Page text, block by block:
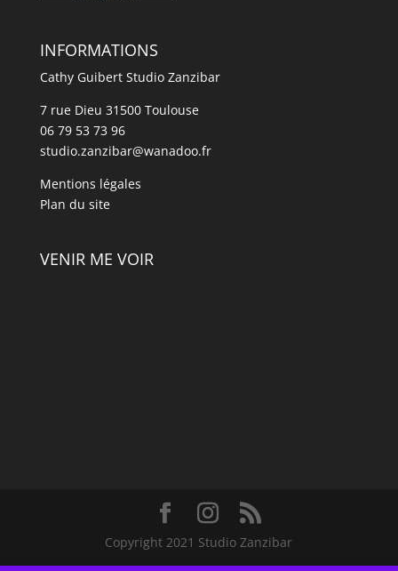
INFORMATIONS
Cathy Guibert Studio Zanzibar
7 rue Dieu 31500 Toulouse
06 79 53 73 96
studio.zanzibar@wanadoo.fr
Mentions légales
Plan du site
VENIR ME VOIR
Copyright 2021 Studio Zanzibar